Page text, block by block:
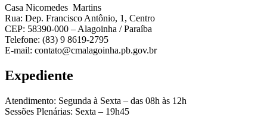
Casa Nicomedes Martins
Rua: Dep. Francisco Antônio, 1, Centro
CEP: 58390-000 – Alagoinha / Paraíba
Telefone: (83) 9 8619-2795
E-mail: contato@cmalagoinha.pb.gov.br
Expediente
Atendimento: Segunda à Sexta – das 08h às 12h
Sessões Plenárias: Sexta – 19h45